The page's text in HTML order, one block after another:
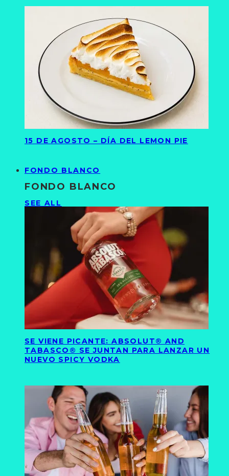
15 DE AGOSTO – DÍA DEL LEMON PIE
FONDO BLANCO
FONDO BLANCO
SEE ALL
SE VIENE PICANTE: ABSOLUT® AND
TABASCO® SE JUNTAN PARA LANZAR UN
NUEVO SPICY VODKA